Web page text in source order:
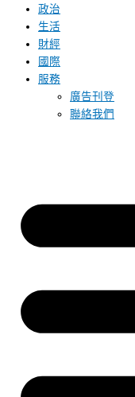
政治
生活
財經
國際
服務
廣告刊登
聯絡我們